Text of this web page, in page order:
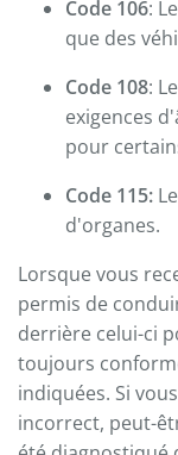
Code 106:
que des
Code 108:
exigences
pour
Code 115:
d'organes.
Lorsque vous
permis de
derrière celui-ci
toujours
indiquées. Si
incorrect, peut-